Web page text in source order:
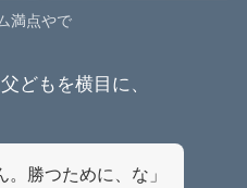
満点やで
どもを横目に、
。勝つために、な」